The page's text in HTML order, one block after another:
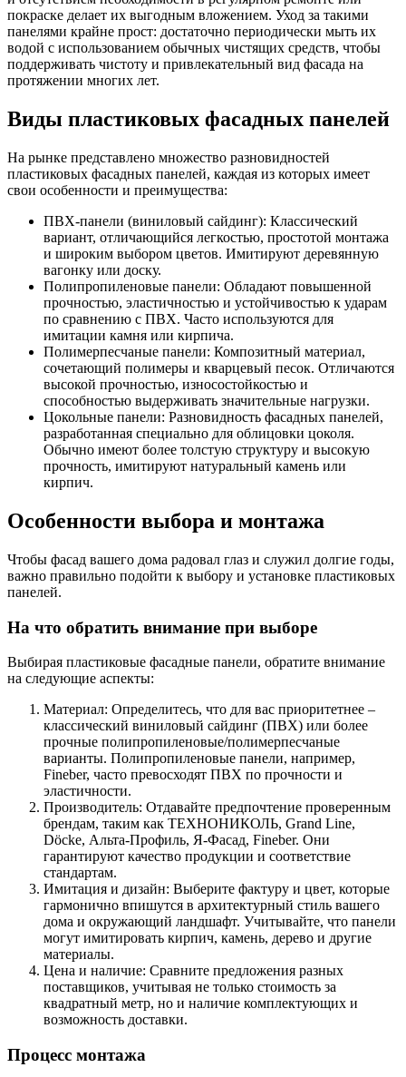
покраске делает их выгодным вложением. Уход за такими
панелями крайне прост: достаточно периодически мыть их
водой с использованием обычных чистящих средств, чтобы
поддерживать чистоту и привлекательный вид фасада на
протяжении многих лет.
Виды пластиковых фасадных панелей
На рынке представлено множество разновидностей
пластиковых фасадных панелей, каждая из которых имеет
свои особенности и преимущества:
ПВХ-панели (виниловый сайдинг): Классический
вариант, отличающийся легкостью, простотой монтажа
и широким выбором цветов. Имитируют деревянную
вагонку или доску.
Полипропиленовые панели: Обладают повышенной
прочностью, эластичностью и устойчивостью к ударам
по сравнению с ПВХ. Часто используются для
имитации камня или кирпича.
Полимерпесчаные панели: Композитный материал,
сочетающий полимеры и кварцевый песок. Отличаются
высокой прочностью, износостойкостью и
способностью выдерживать значительные нагрузки.
Цокольные панели: Разновидность фасадных панелей,
разработанная специально для облицовки цоколя.
Обычно имеют более толстую структуру и высокую
прочность, имитируют натуральный камень или
кирпич.
Особенности выбора и монтажа
Чтобы фасад вашего дома радовал глаз и служил долгие годы,
важно правильно подойти к выбору и установке пластиковых
панелей.
На что обратить внимание при выборе
Выбирая пластиковые фасадные панели, обратите внимание
на следующие аспекты:
Материал: Определитесь, что для вас приоритетнее –
классический виниловый сайдинг (ПВХ) или более
прочные полипропиленовые/полимерпесчаные
варианты. Полипропиленовые панели, например,
Fineber, часто превосходят ПВХ по прочности и
эластичности.
Производитель: Отдавайте предпочтение проверенным
брендам, таким как ТЕХНОНИКОЛЬ, Grand Line,
Döcke, Альта-Профиль, Я-Фасад, Fineber. Они
гарантируют качество продукции и соответствие
стандартам.
Имитация и дизайн: Выберите фактуру и цвет, которые
гармонично впишутся в архитектурный стиль вашего
дома и окружающий ландшафт. Учитывайте, что панели
могут имитировать кирпич, камень, дерево и другие
материалы.
Цена и наличие: Сравните предложения разных
поставщиков, учитывая не только стоимость за
квадратный метр, но и наличие комплектующих и
возможность доставки.
Процесс монтажа